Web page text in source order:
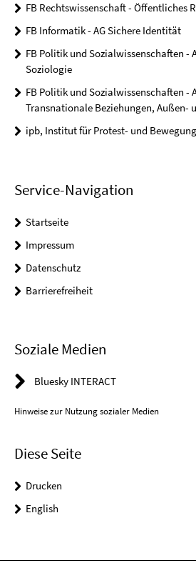
FB Rechtswissenschaft - Öffentliches
FB Informatik - AG Sichere Identität
FB Politik und Sozialwissenschaften -
Soziologie
FB Politik und Sozialwissenschaften -
Transnationale Beziehungen, Außen-
ipb, Institut für Protest- und
Service-Navigation
Startseite
Impressum
Datenschutz
Barrierefreiheit
Soziale Medien
Bluesky INTERACT
Hinweise zur Nutzung sozialer Medien
Diese Seite
Drucken
English